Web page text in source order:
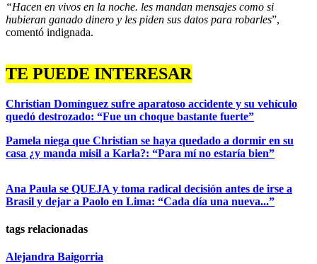
“Hacen en vivos en la noche. les mandan mensajes como si
hubieran ganado dinero y les piden sus datos para robarles”,
comentó indignada.
TE PUEDE INTERESAR
Christian Domínguez sufre aparatoso accidente y su vehículo
quedó destrozado: “Fue un choque bastante fuerte”
Pamela niega que Christian se haya quedado a dormir en su
casa ¿y manda misil a Karla?: “Para mí no estaría bien”
Ana Paula se QUEJA y toma radical decisión antes de irse a
Brasil y dejar a Paolo en Lima: “Cada día una nueva...”
tags relacionadas
Alejandra Baigorria